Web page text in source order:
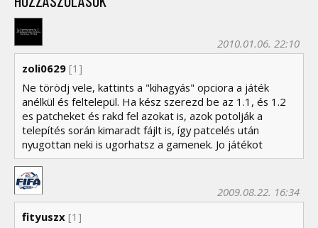
zoli0629
2010.01.06. 22:10
[1]
Ne törödj vele, kattints a "kihagyás" opciora a játék
anélkül és feltelepül. Ha kész szerezd be az 1.1, és 1.2
es patcheket és rakd fel azokat is, azok potolják a
telepítés során kimaradt fájlt is, így patcelés után
nyugottan neki is ugorhatsz a gamenek. Jo játékot
fityuszx
2009.08.22. 16:34
[1]